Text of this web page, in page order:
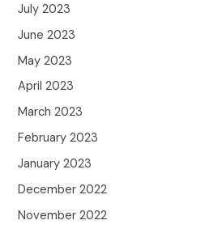
July 2023
June 2023
May 2023
April 2023
March 2023
February 2023
January 2023
December 2022
November 2022